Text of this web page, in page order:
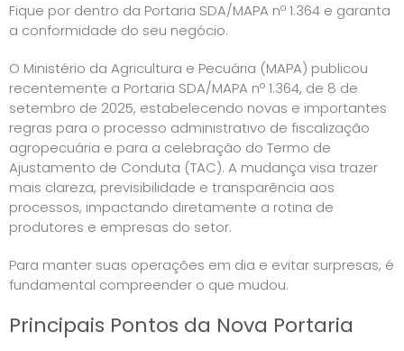
Fique por dentro da Portaria SDA/MAPA nº 1.364 e garanta
a conformidade do seu negócio.
O Ministério da Agricultura e Pecuária (MAPA) publicou
recentemente a Portaria SDA/MAPA nº 1.364, de 8 de
setembro de 2025, estabelecendo novas e importantes
regras para o processo administrativo de fiscalização
agropecuária e para a celebração do Termo de
Ajustamento de Conduta (TAC). A mudança visa trazer
mais clareza, previsibilidade e transparência aos
processos, impactando diretamente a rotina de
produtores e empresas do setor.
Para manter suas operações em dia e evitar surpresas, é
fundamental compreender o que mudou.
Principais Pontos da Nova Portaria